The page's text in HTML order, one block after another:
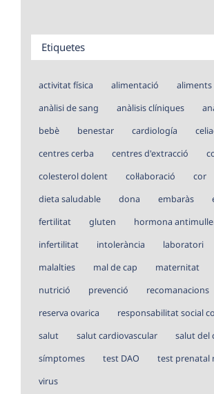
Etiquetes
activitat física alimentació aliments
anàlisi de sang
anàlisis clíniques
bebè
benestar cardiología
centres cerba
centres d'extracció
colesterol dolent
col·laboració cor
dieta saludable
dona embaràs
fertilitat
gluten
hormona
infertilitat
intolerància laboratori
malalties
mal de cap maternitat
nutrició
prevenció
recomanacions
reserva ovarica
responsabilitat social
salut
salut cardiovascular
salut del
símptomes
test DAO
test prenatal
virus